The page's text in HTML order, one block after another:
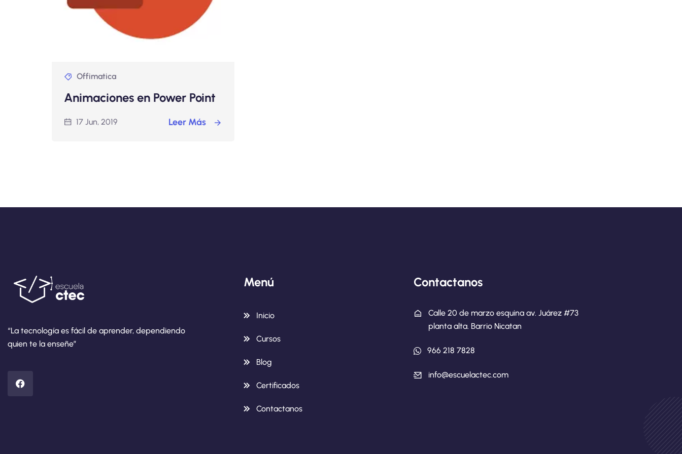
Offimatica
Animaciones en Power Point
17 Jun, 2019 Leer Más
“La tecnología es fácil de aprender, dependiendo
quien te la enseñe”
Menú
Inicio
Cursos
Blog
Certificados
Contactanos
Contactanos
Calle 20 de marzo esquina av. Juárez #73
planta alta. Barrio Nicatan
966 218 7828
info@escuelactec.com